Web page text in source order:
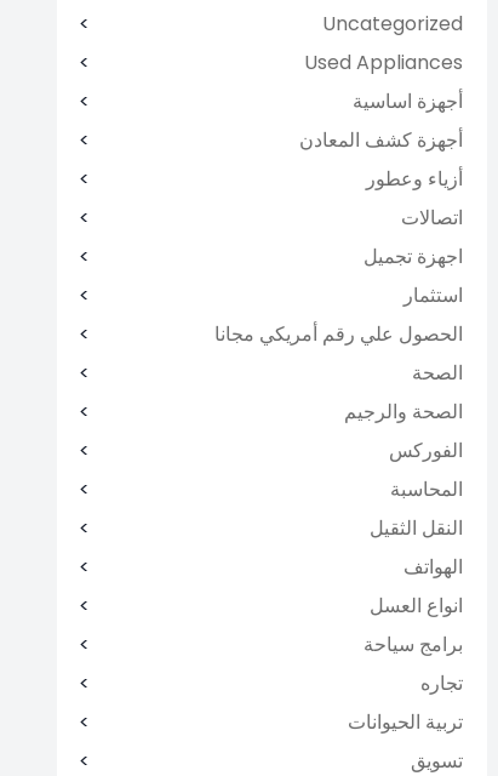
Uncategorized
Used Appliances
أجهزة اساسية
أجهزة كشف المعادن
أزياء وعطور
اتصالات
اجهزة تجميل
استثمار
الحصول علي رقم أمريكي مجانا
الصحة
الصحة والرجيم
الفوركس
المحاسبة
النقل الثقيل
الهواتف
انواع العسل
برامج سياحة
تجاره
تربية الحيوانات
تسويق